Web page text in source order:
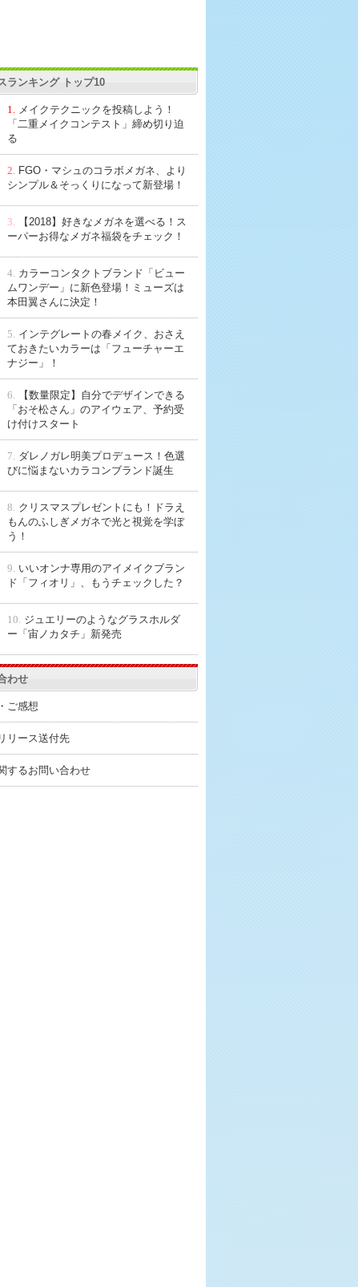
ランキング トップ10
1.
メイクテクニックを投稿しよう！
「二重メイクコンテスト」締め切り迫
る
2. FGO・マシュのコラボメガネ、より
シンプル＆そっくりになって新登場！
3.
【2018】好きなメガネを選べる！ス
ーパーお得なメガネ福袋をチェック！
4. カラーコンタクトブランド「ビュー
ムワンデー」に新色登場！ミューズは
本田翼さんに決定！
5. インテグレートの春メイク、おさえ
ておきたいカラーは「フューチャーエ
ナジー」！
6.
【数量限定】自分でデザインできる
「おそ松さん」のアイウェア、予約受
け付けスタート
7. ダレノガレ明美プロデュース！色選
びに悩まないカラコンブランド誕生
8. クリスマスプレゼントにも！ドラえ
もんのふしぎメガネで光と視覚を学ぼ
う！
9. いいオンナ専用のアイメイクブラン
ド「フィオリ」、もうチェックした？
10. ジュエリーのようなグラスホルダ
ー「宙ノカタチ」新発売
わせ
ご感想
リース送付先
するお問い合わせ